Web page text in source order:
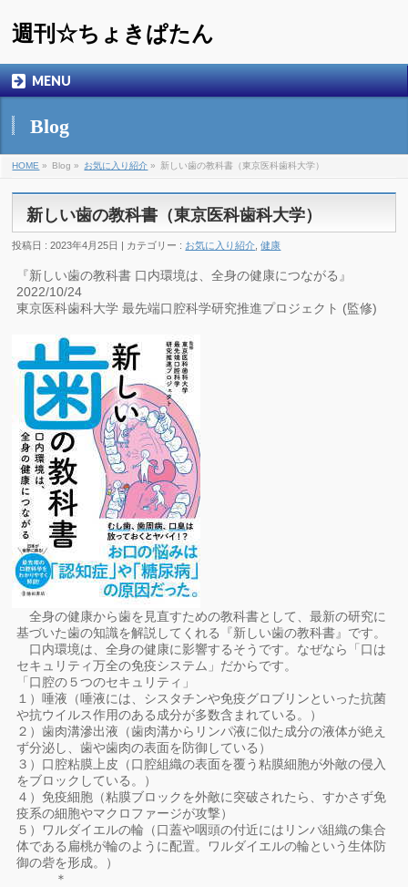
週刊☆ちょきぱたん
MENU
Blog
HOME » Blog » お気に入り紹介 » 新しい歯の教科書（東京医科歯科大学）
新しい歯の教科書（東京医科歯科大学）
投稿日 : 2023年4月25日 | カテゴリー : お気に入り紹介 ,健康
『新しい歯の教科書 口内環境は、全身の健康につながる』
2022/10/24
東京医科歯科大学 最先端口腔科学研究推進プロジェクト (監修)
全身の健康から歯を見直すための教科書として、最新の研究に
基づいた歯の知識を解説してくれる『新しい歯の教科書』です。
口内環境は、全身の健康に影響するそうです。なぜなら「口は
セキュリティ万全の免疫システム」だからです。
「口腔の５つのセキュリティ」
１）唾液（唾液には、シスタチンや免疫グロブリンといった抗菌
や抗ウイルス作用のある成分が多数含まれている。）
２）歯肉溝滲出液（歯肉溝からリンパ液に似た成分の液体が絶え
ず分泌し、歯や歯肉の表面を防御している）
３）口腔粘膜上皮（口腔組織の表面を覆う粘膜細胞が外敵の侵入
をブロックしている。）
４）免疫細胞（粘膜ブロックを外敵に突破されたら、すかさず免
疫系の細胞やマクロファージが攻撃）
５）ワルダイエルの輪（口蓋や咽頭の付近にはリンパ組織の集合
体である扁桃が輪のように配置。ワルダイエルの輪という生体防
御の砦を形成。）
＊